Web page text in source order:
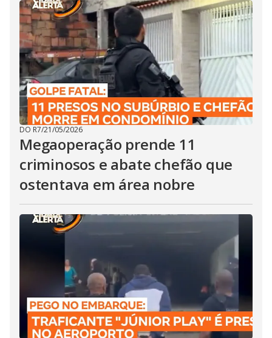
DO R7/21/05/2026
Megaoperação prende 11
criminosos e abate chefão que
ostentava em área nobre